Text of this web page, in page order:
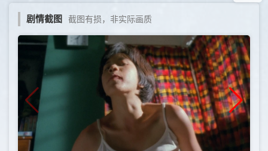
剧情截图 截图有损，非实际画质